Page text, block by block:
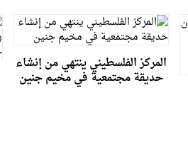
المركز الفلسطيني ينتهي من إنشاء
حديقة مجتمعية في مخيم جنين